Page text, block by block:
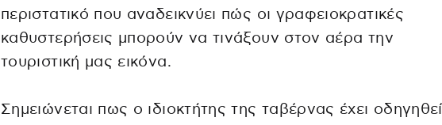
περιστατικό που αναδεικνύει πώς οι γραφειοκρατικές
καθυστερήσεις μπορούν να τινάξουν στον αέρα την
τουριστική μας εικόνα.
Σημειώνεται πως ο ιδιοκτήτης της ταβέρνας έχει οδηγηθεί